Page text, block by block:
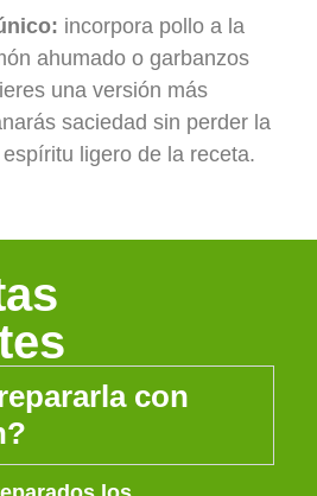
incorpora pollo a la
ahumado o garbanzos
una versión más
saciedad sin perder la
ligero de la receta.
con